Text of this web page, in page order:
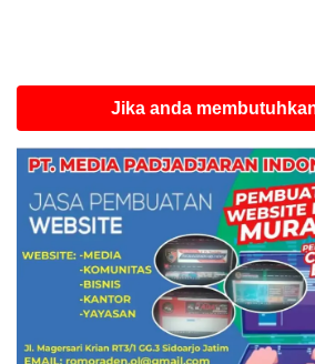
Jika anda membutuhkan space